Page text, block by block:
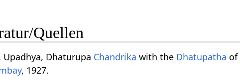
Quellen
Upadhya, Dhaturupa Chandrika with the Dhatupatha of
, 1927.